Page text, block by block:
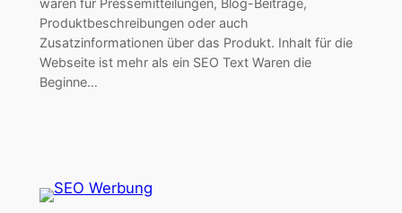
Produktbeschreibungen oder auch
Zusatzinformationen über das Produkt. Inhalt für die
Webseite ist mehr als ein SEO Text Waren die
Beginne…